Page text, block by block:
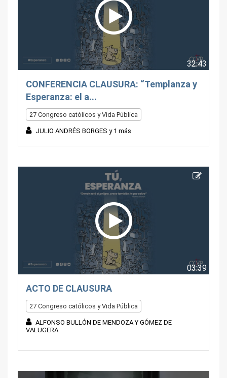
32:43
CONFERENCIA CLAUSURA: “Templanza y
Esperanza: el a...
27 Congreso católicos y Vida Pública
JULIO ANDRÉS BORGES y 1 más
03:39
ACTO DE CLAUSURA
27 Congreso católicos y Vida Pública
ALFONSO BULLÓN DE MENDOZA Y GÓMEZ DE
VALUGERA